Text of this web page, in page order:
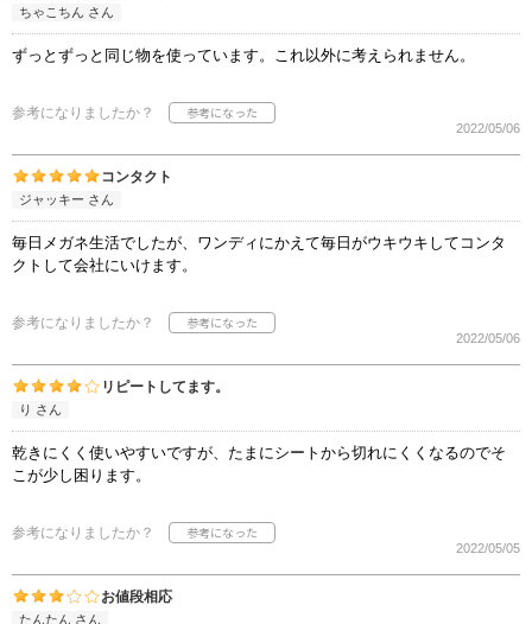
ちゃこちん さん
ずっとずっと同じ物を使っています。これ以外に考えられません。
参考になりましたか？
2022/05/06
コンタクト
ジャッキー さん
毎日メガネ生活でしたが、ワンディにかえて毎日がウキウキしてコンタ
クトして会社にいけます。
参考になりましたか？
2022/05/06
リピートしてます。
り さん
乾きにくく使いやすいですが、たまにシートから切れにくくなるのでそ
こが少し困ります。
参考になりましたか？
2022/05/05
お値段相応
たんたん さん